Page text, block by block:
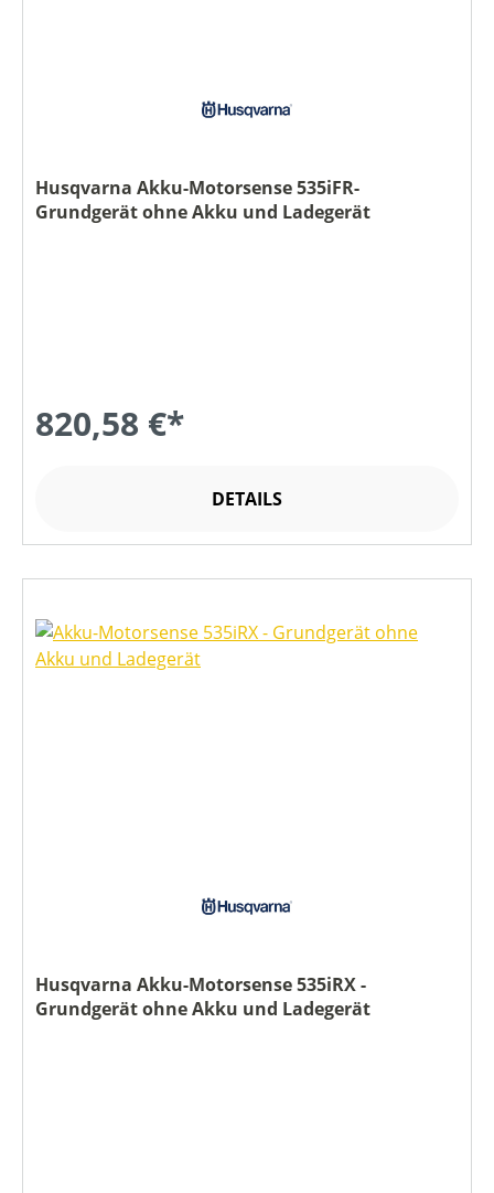
Husqvarna Akku-Motorsense 535iFR-
Grundgerät ohne Akku und Ladegerät
820,58 €*
DETAILS
Husqvarna Akku-Motorsense 535iRX -
Grundgerät ohne Akku und Ladegerät